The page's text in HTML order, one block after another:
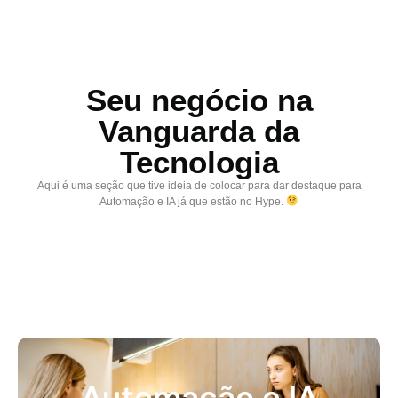
Seu negócio na
Vanguarda da
Tecnologia
Aqui é uma seção que tive ideia de colocar para dar destaque para
Automação e IA já que estão no Hype.